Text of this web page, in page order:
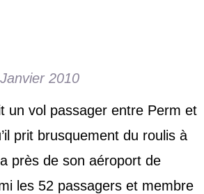
2010
un vol passager entre Perm et
prit brusquement du roulis à
près de son aéroport de
les 52 passagers et membre